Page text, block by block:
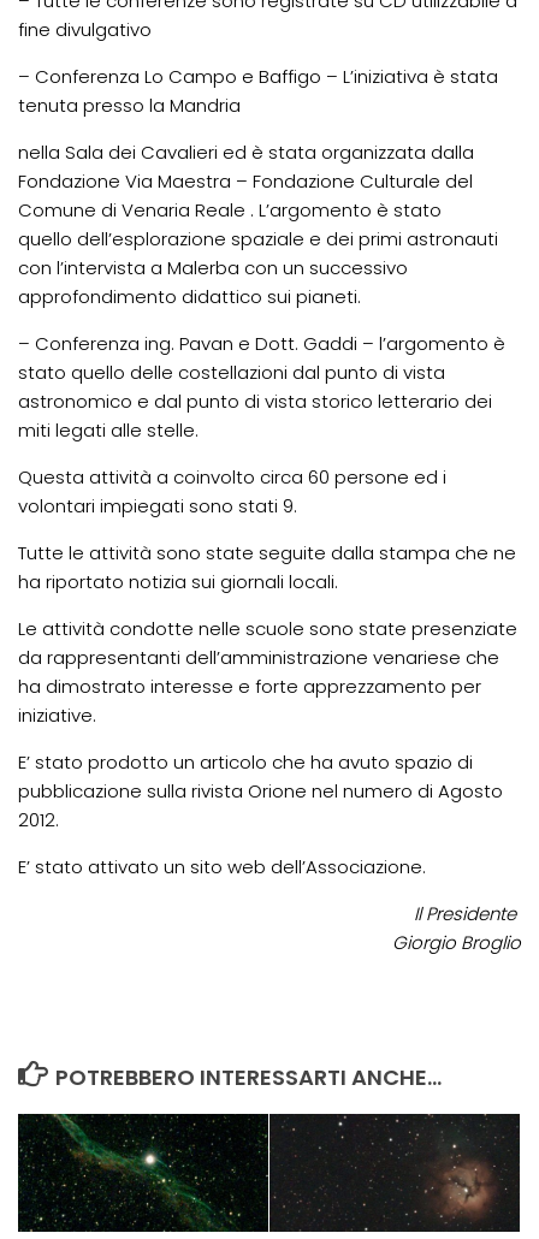
fine divulgativo
– Conferenza Lo Campo e Baffigo – L’iniziativa è stata
tenuta presso la Mandria
nella Sala dei Cavalieri ed è stata organizzata dalla
Fondazione Via Maestra – Fondazione Culturale del
Comune di Venaria Reale . L’argomento è stato
quello dell’esplorazione spaziale e dei primi astronauti
con l’intervista a Malerba con un successivo
approfondimento didattico sui pianeti.
– Conferenza ing. Pavan e Dott. Gaddi – l’argomento è
stato quello delle costellazioni dal punto di vista
astronomico e dal punto di vista storico letterario dei
miti legati alle stelle.
Questa attività a coinvolto circa 60 persone ed i
volontari impiegati sono stati 9.
Tutte le attività sono state seguite dalla stampa che ne
ha riportato notizia sui giornali locali.
Le attività condotte nelle scuole sono state presenziate
da rappresentanti dell’amministrazione venariese che
ha dimostrato interesse e forte apprezzamento per
iniziative.
E’ stato prodotto un articolo che ha avuto spazio di
pubblicazione sulla rivista Orione nel numero di Agosto
2012.
E’ stato attivato un sito web dell’Associazione.
Il Presidente
Giorgio Broglio
POTREBBERO INTERESSARTI ANCHE...